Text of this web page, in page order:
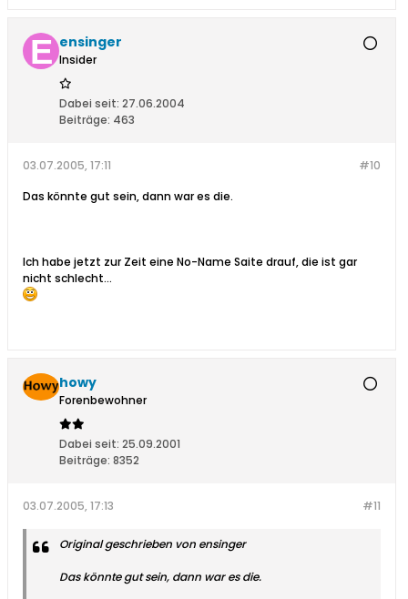
ensinger
Insider
Dabei seit: 27.06.2004
Beiträge: 463
#10
03.07.2005, 17:11
Das könnte gut sein, dann war es die.
Ich habe jetzt zur Zeit eine No-Name Saite drauf, die ist gar
nicht schlecht...
howy
Forenbewohner
Dabei seit: 25.09.2001
Beiträge: 8352
#11
03.07.2005, 17:13
Original geschrieben von ensinger
Das könnte gut sein, dann war es die.